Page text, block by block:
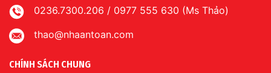
0236.7300.206 / 0977 555 630 (Ms Thảo)
thao@nhaantoan.com
CHÍNH SÁCH CHUNG